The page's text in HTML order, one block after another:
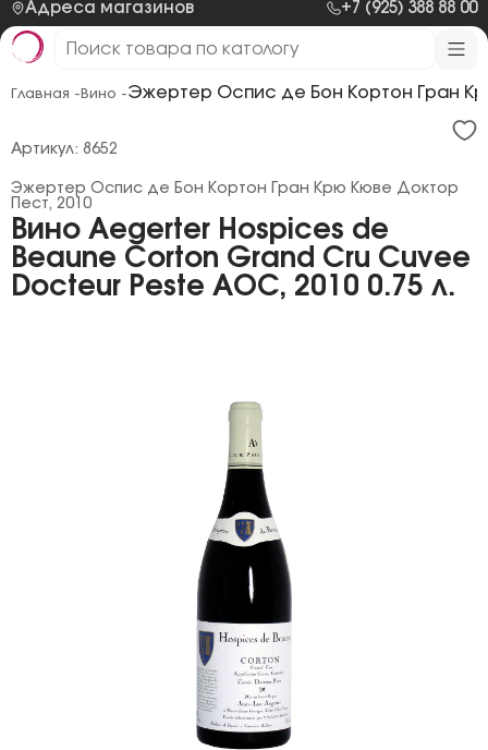
Адреса магазинов +7 (925) 388 88 00
Главная - Вино -Эжертер Оспис де Бон Кортон Гран
Вино Aegerter Hospices de
Beaune Corton Grand Cru Cuvee
Docteur Peste AOC, 2010 0.75 л.
Эжертер Оспис де Бон Кортон Гран Крю Кюве Доктор
Пест, 2010
Артикул: 8652